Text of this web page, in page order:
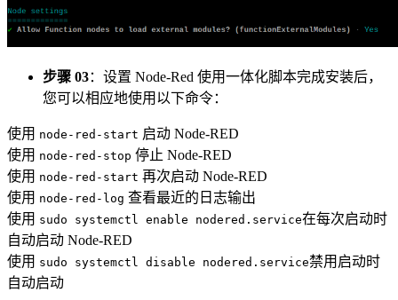
步骤 03：设置 Node-Red 使用一体化脚本完成安装后，
您可以相应地使用以下命令：
使用 node-red-start 启动 Node-RED
使用 node-red-stop 停止 Node-RED
使用 node-red-start 再次启动 Node-RED
使用 node-red-log 查看最近的日志输出
使用 sudo systemctl enable nodered.service在每次启动时
自动启动 Node-RED
使用 sudo systemctl disable nodered.service禁用启动时
自动启动